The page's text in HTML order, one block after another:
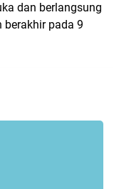
dan berlangsung
berakhir pada 9